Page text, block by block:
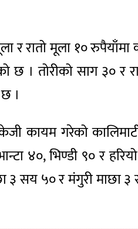
रातो मूला १० रुपैयाँमा
छ । तोरीको साग ३० र
।
कायम गरेको
४०, भिण्डी ९० र
३ सय ५० र मंगुरी माछा